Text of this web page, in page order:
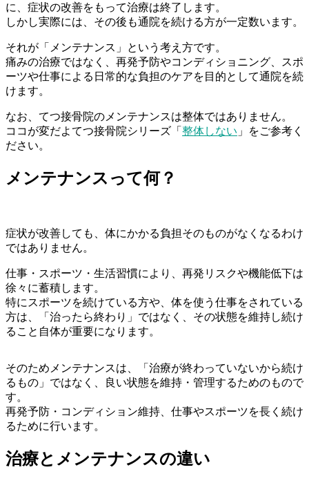
に、症状の改善をもって治療は終了します。
しかし実際には、その後も通院を続ける方が一定数います。
それが「メンテナンス」という考え方です。
痛みの治療ではなく、再発予防やコンディショニング、スポ
ーツや仕事による日常的な負担のケアを目的として通院を続
けます。
なお、てつ接骨院のメンテナンスは整体ではありません。
ココが変だよてつ接骨院シリーズ「 整体しない 」をご参考く
ださい。
メンテナンスって何？
症状が改善しても、体にかかる負担そのものがなくなるわけ
ではありません。
仕事・スポーツ・生活習慣により、再発リスクや機能低下は
徐々に蓄積します。
特にスポーツを続けている方や、体を使う仕事をされている
方は、「治ったら終わり」ではなく、その状態を維持し続け
ること自体が重要になります。
そのためメンテナンスは、「治療が終わっていないから続け
るもの」ではなく、良い状態を維持・管理するためのもので
す。
再発予防・コンディション維持、仕事やスポーツを長く続け
るために行います。
治療とメンテナンスの違い